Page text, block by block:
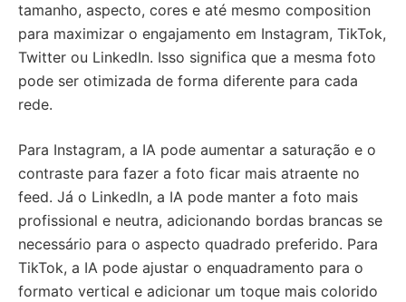
tamanho, aspecto, cores e até mesmo composition
para maximizar o engajamento em Instagram, TikTok,
Twitter ou LinkedIn. Isso significa que a mesma foto
pode ser otimizada de forma diferente para cada
rede.
Para Instagram, a IA pode aumentar a saturação e o
contraste para fazer a foto ficar mais atraente no
feed. Já o LinkedIn, a IA pode manter a foto mais
profissional e neutra, adicionando bordas brancas se
necessário para o aspecto quadrado preferido. Para
TikTok, a IA pode ajustar o enquadramento para o
formato vertical e adicionar um toque mais colorido